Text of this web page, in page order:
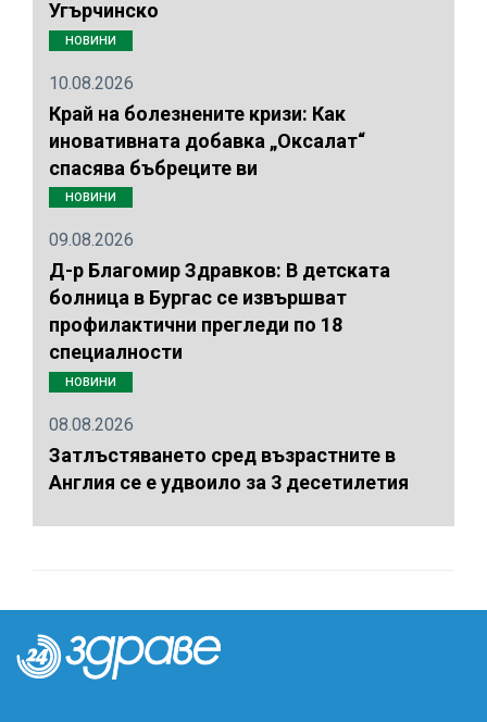
Угърчинско
НОВИНИ
10.08.2026
Край на болезнените кризи: Как
иновативната добавка „Оксалат“
спасява бъбреците ви
НОВИНИ
09.08.2026
Д-р Благомир Здравков: В детската
болница в Бургас се извършват
профилактични прегледи по 18
специалности
НОВИНИ
08.08.2026
Затлъстяването сред възрастните в
Англия се е удвоило за 3 десетилетия